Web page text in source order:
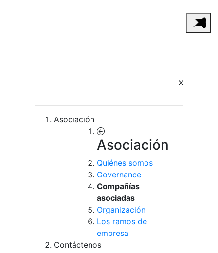
Asociación
Asociación
Quiénes somos
Governance
Compañías
asociadas
Organización
Los ramos de
empresa
Contáctenos